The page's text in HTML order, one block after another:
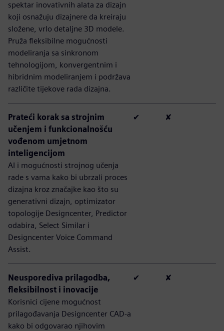
spektar inovativnih alata za dizajn
koji osnažuju dizajnere da kreiraju
složene, vrlo detaljne 3D modele.
Pruža fleksibilne mogućnosti
modeliranja sa sinkronom
tehnologijom, konvergentnim i
hibridnim modeliranjem i podržava
različite tijekove rada dizajna.
Prateći korak sa strojnim
učenjem i funkcionalnošću
vođenom umjetnom
inteligencijom
AI i mogućnosti strojnog učenja
rade s vama kako bi ubrzali proces
dizajna kroz značajke kao što su
generativni dizajn, optimizator
topologije Designcenter, Predictor
odabira, Select Similar i
Designcenter Voice Command
Assist.
✔ ✘
Neusporediva prilagodba,
fleksibilnost i inovacije
Korisnici cijene mogućnost
prilagođavanja Designcenter CAD-a
kako bi odgovarao njihovim
✔ ✘